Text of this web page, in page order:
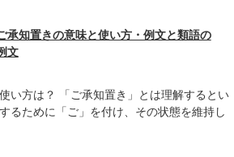
承知置きの意味と使い方・例文と類語の
文
い方は？ 「ご承知置き」とは理解するとい
るために「ご」を付け、その状態を維持し